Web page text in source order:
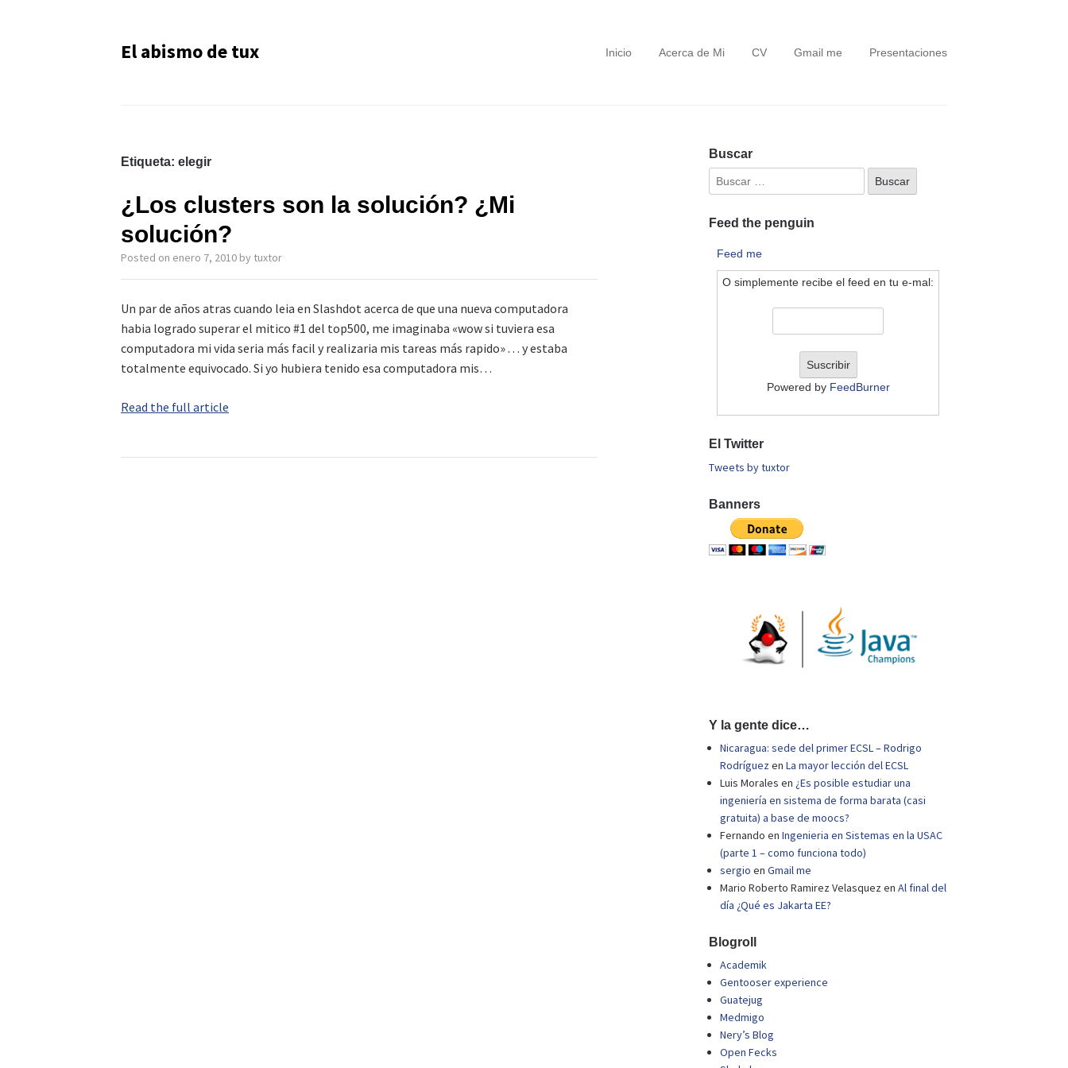
El abismo de tux Inicio Acerca de Mi CV Gmail me Presentaciones
Etiqueta: elegir
¿Los clusters son la solución? ¿Mi
solución?
Posted on enero 7, 2010 by tuxtor
Un par de años atras cuando leia en Slashdot acerca de que una nueva computadora
habia logrado superar el mitico #1 del top500, me imaginaba «wow si tuviera esa
computadora mi vida seria más facil y realizaria mis tareas más rapido» . . . y estaba
totalmente equivocado. Si yo hubiera tenido esa computadora mis…
Read the full article
Buscar
Feed the penguin
Feed me
O simplemente recibe el feed en tu e-mal:
Powered by FeedBurner
El Twitter
Tweets by tuxtor
Banners
Y la gente dice…
Nicaragua: sede del primer ECSL – Rodrigo
Rodríguezen La mayor lección del ECSL
Luis Morales en ¿Es posible estudiar una
ingeniería en sistema de forma barata (casi
gratuita) a base de moocs?
Fernando en Ingenieria en Sistemas en la USAC
(parte 1 – como funciona todo)
sergio en Gmail me
Mario Roberto Ramirez Velasquezen Al final del
día ¿Qué es Jakarta EE?
Blogroll
Academik
Gentooser experience
Guatejug
Medmigo
Nery’s Blog
Open Fecks